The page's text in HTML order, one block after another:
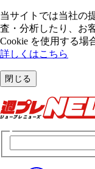
当サイトでは当社の
査・分析したり、お
Cookie を使⽤する場
詳しくはこちら
閉じる